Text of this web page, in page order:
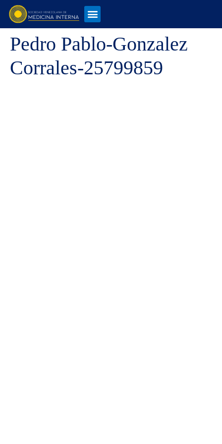
Pedro Pablo-Gonzalez
Corrales-25799859